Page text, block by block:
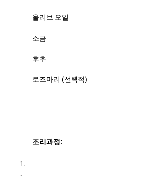
올리브 오일
소금
후추
로즈마리 (선택적)
조리과정: